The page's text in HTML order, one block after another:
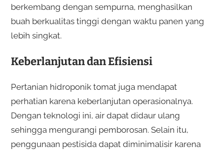
berkembang dengan sempurna, menghasilkan
buah berkualitas tinggi dengan waktu panen yang
lebih singkat.
Keberlanjutan dan Efisiensi
Pertanian hidroponik tomat juga mendapat
perhatian karena keberlanjutan operasionalnya.
Dengan teknologi ini, air dapat didaur ulang
sehingga mengurangi pemborosan. Selain itu,
penggunaan pestisida dapat diminimalisir karena